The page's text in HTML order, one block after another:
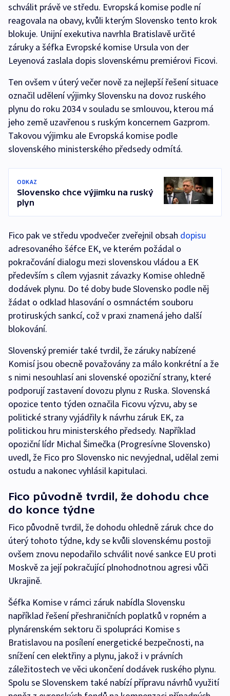
schválit právě ve středu. Evropská komise podle ní
reagovala na obavy, kvůli kterým Slovensko tento krok
blokuje. Unijní exekutiva navrhla Bratislavě určité
záruky a šéfka Evropské komise Ursula von der
Leyenová zaslala dopis slovenskému premiérovi Ficovi.
Ten ovšem v úterý večer nově za nejlepší řešení situace
označil udělení výjimky Slovensku na dovoz ruského
plynu do roku 2034 v souladu se smlouvou, kterou má
jeho země uzavřenou s ruským koncernem Gazprom.
Takovou výjimku ale Evropská komise podle
slovenského ministerského předsedy odmítá.
ODKAZ
Slovensko chce výjimku na ruský
plyn
Fico pak ve středu vpodvečer zveřejnil obsah dopisu
adresovaného šéfce EK, ve kterém požádal o
pokračování dialogu mezi slovenskou vládou a EK
především s cílem vyjasnit závazky Komise ohledně
dodávek plynu. Do té doby bude Slovensko podle něj
žádat o odklad hlasování o osmnáctém souboru
protiruských sankcí, což v praxi znamená jeho další
blokování.
Slovenský premiér také tvrdil, že záruky nabízené
Komisí jsou obecně považovány za málo konkrétní a že
s nimi nesouhlasí ani slovenské opoziční strany, které
podporují zastavení dovozu plynu z Ruska. Slovenská
opozice tento týden označila Ficovu výzvu, aby se
politické strany vyjádřily k návrhu záruk EK, za
politickou hru ministerského předsedy. Například
opoziční lídr Michal Šimečka (Progresívne Slovensko)
uvedl, že Fico pro Slovensko nic nevyjednal, udělal zemi
ostudu a nakonec vyhlásil kapitulaci.
Fico původně tvrdil, že dohodu chce
do konce týdne
Fico původně tvrdil, že dohodu ohledně záruk chce do
úterý tohoto týdne, kdy se kvůli slovenskému postoji
ovšem znovu nepodařilo schválit nové sankce EU proti
Moskvě za její pokračující plnohodnotnou agresi vůči
Ukrajině.
Šéfka Komise v rámci záruk nabídla Slovensku
například řešení přeshraničních poplatků v ropném a
plynárenském sektoru či spolupráci Komise s
Bratislavou na posílení energetické bezpečnosti, na
snížení cen elektřiny a plynu, jakož i v právních
záležitostech ve věci ukončení dodávek ruského plynu.
Spolu se Slovenskem také nabízí přípravu návrhů využití